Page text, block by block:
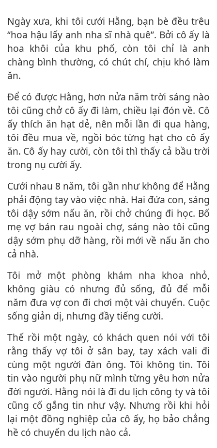
Ngày xưa, khi tôi cưới Hằng, bạn bè đều trêu
“hoa hậu lấy anh nha sĩ nhà quê”. Bởi cô ấy là
hoa khôi của khu phố, còn tôi chỉ là anh
chàng bình thường, có chút chí, chịu khó làm
ăn.
Để có được Hằng, hơn nửa năm trời sáng nào
tôi cũng chở cô ấy đi làm, chiều lại đón về. Cô
ấy thích ăn hạt dẻ, nên mỗi lần đi qua hàng,
tôi đều mua về, ngồi bóc từng hạt cho cô ấy
ăn. Cô ấy hay cười, còn tôi thì thấy cả bầu trời
trong nụ cười ấy.
Cưới nhau 8 năm, tôi gần như không để Hằng
phải động tay vào việc nhà. Hai đứa con, sáng
tôi dậy sớm nấu ăn, rồi chở chúng đi học. Bố
mẹ vợ bán rau ngoài chợ, sáng nào tôi cũng
dậy sớm phụ dỡ hàng, rồi mới về nấu ăn cho
cả nhà.
Tôi mở một phòng khám nha khoa nhỏ,
không giàu có nhưng đủ sống, đủ để mỗi
năm đưa vợ con đi chơi một vài chuyến. Cuộc
sống giản dị, nhưng đầy tiếng cười.
Thế rồi một ngày, có khách quen nói với tôi
rằng thấy vợ tôi ở sân bay, tay xách vali đi
cùng một người đàn ông. Tôi không tin. Tôi
tin vào người phụ nữ mình từng yêu hơn nửa
đời người. Hằng nói là đi du lịch công ty và tôi
cũng cố gắng tin như vậy. Nhưng rồi khi hỏi
lại một đồng nghiệp của cô ấy, họ bảo chẳng
hề có chuyến du lịch nào cả.